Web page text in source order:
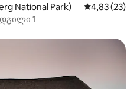
National Park) საშუალო
4,83 (23)
1